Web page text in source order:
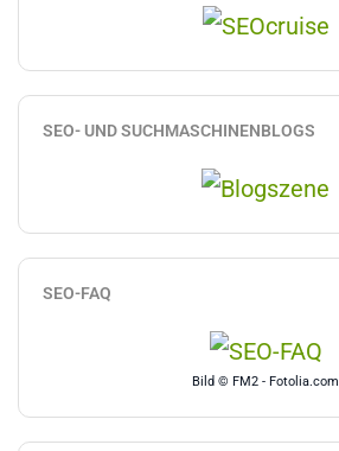
SEO- UND SUCHMASCHINENBLOGS
SEO-FAQ
Bild © FM2 - Fotolia.com